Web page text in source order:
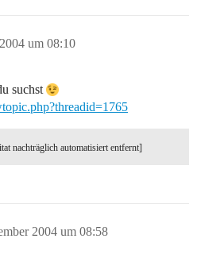
um 08:10
suchst
nachträglich automatisiert entfernt]
2004 um 08:58